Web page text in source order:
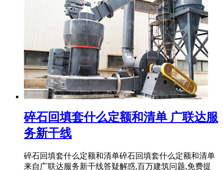
碎石回填套什么定额和清单 广联达服
务新干线
碎石回填套什么定额和清单碎石回填套什么定额和清单
来自广联达服务新干线答疑解惑,百万建筑问题,免费提